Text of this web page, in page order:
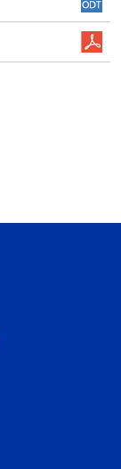
學院
三館101室